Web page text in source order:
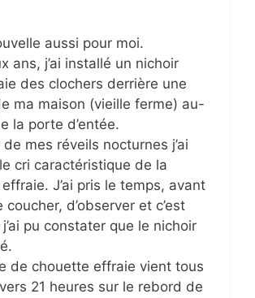
aussi pour moi.
ans, j’ai installé un nichoir
des clochers derrière une
ma maison (vieille ferme) au-
la porte d’entée.
de mes réveils nocturnes j’ai
cri caractéristique de la
J’ai pris le temps, avant
coucher, d’observer et c’est
pu constater que le nichoir
de chouette effraie vient tous
21 heures sur le rebord de